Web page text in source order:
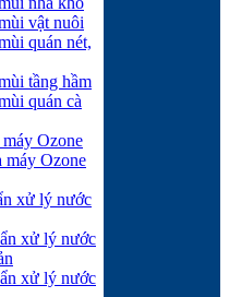
vật nuôi
quán nét,
tầng hầm
quán cà
Ozone
máy Ozone
xử lý nước
xử lý nước
xử lý nước